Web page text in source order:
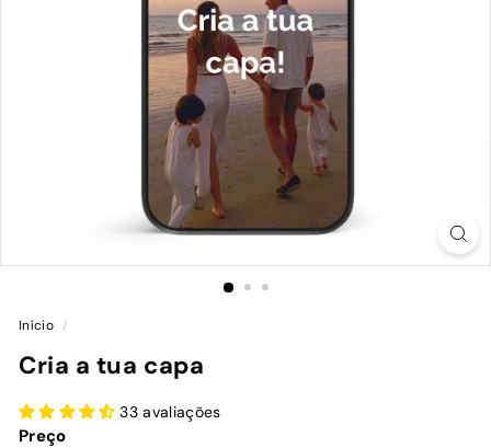
Início /
Cria a tua capa
33 avaliações
Preço